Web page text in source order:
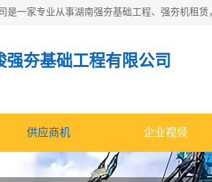
强夯基础工程有限公司
供应商机 企业视频